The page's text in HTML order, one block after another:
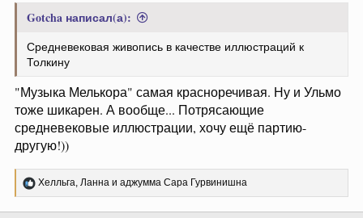
Gotcha написал(а):
Средневековая живопись в качестве иллюстраций к
Толкину
"Музыка Мелькора" самая красноречивая. Ну и Ульмо
тоже шикарен. А вообще... Потрясающие
средневековые иллюстрации, хочу ещё партию-
другую!))
Р
е
Хелльга, Ланна и аджумма Сара Гурвинишна